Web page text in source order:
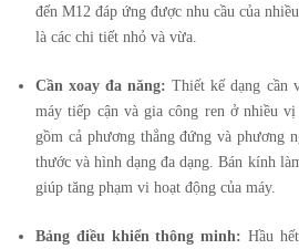
đến M12 đáp ứng được nhu cầu của
là các chi tiết nhỏ và vừa.
Cần xoay đa năng: Thiết kế dạng cần
máy tiếp cận và gia công ren ở nhiều
gồm cả phương thẳng đứng và phương
thước và hình dạng đa dạng. Bán kính
giúp tăng phạm vi hoạt động của máy.
Bảng điều khiển thông minh: Hầu